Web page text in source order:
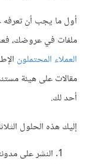
أول ما يجب أن تعرفه
ملفات في عروضك،
العملاء المحتملون
مقالات على هيئة
أحد لك.
إليك هذه الحلول
النشر على